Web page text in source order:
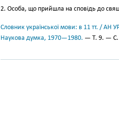
2. Особа, що прийшла на сповідь до
Словник української мови: в 11 тт. / АН
Наукова думка, 1970—1980. — Т. 9. — С.